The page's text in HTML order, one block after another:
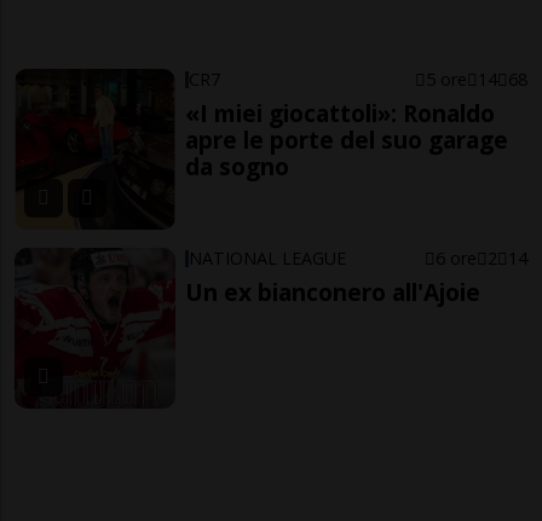
CR7 5 ore 14 68
«I miei giocattoli»: Ronaldo
apre le porte del suo garage
da sogno
NATIONAL LEAGUE 6 ore 2 14
Un ex bianconero all'Ajoie